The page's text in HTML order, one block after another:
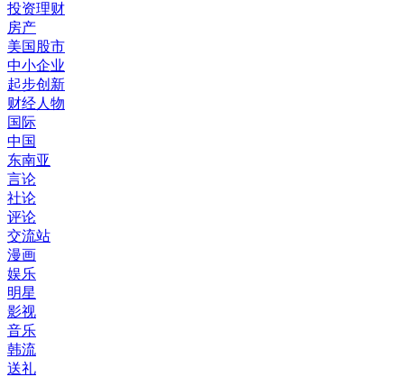
投资理财
房产
美国股市
中小企业
起步创新
财经人物
国际
中国
东南亚
言论
社论
评论
交流站
漫画
娱乐
明星
影视
音乐
韩流
送礼